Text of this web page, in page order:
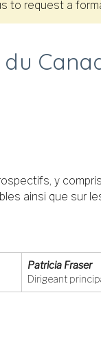
to request a
y
ainsi que sur
Patricia Fraser
Dirigeant